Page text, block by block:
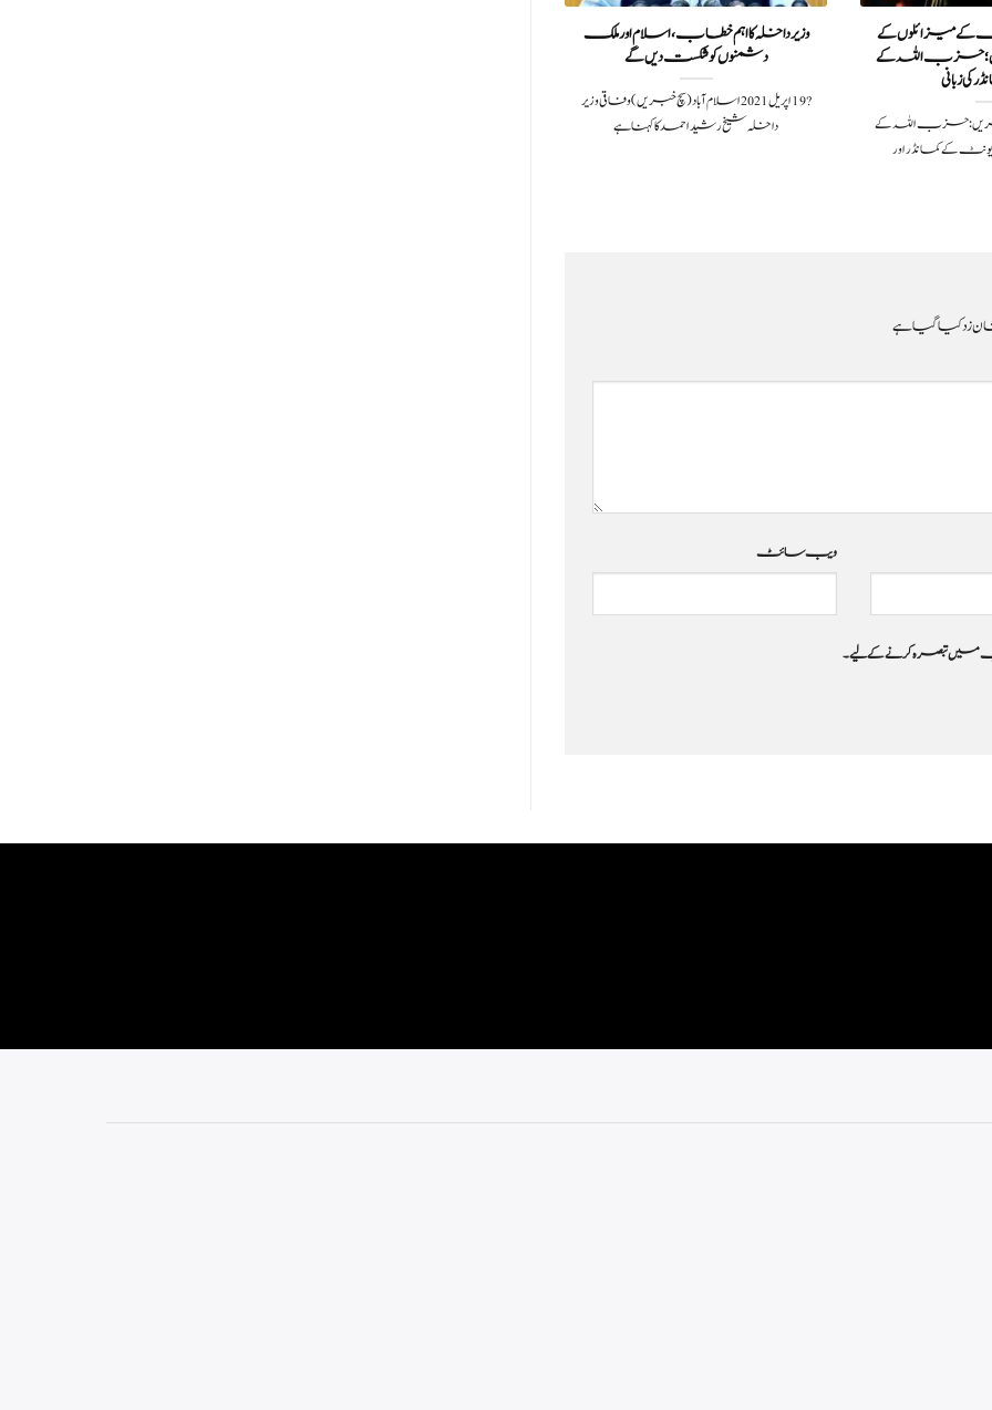
میزائلوں کے
حزب اللہ کے
کی زبانی
2024سچ خبریں: حزب اللہ کے
کے کمانڈر اور
وزیر داخلہ کا اہم خطاب، اسلام اور ملک
دشمنوں کو شکست دیں گے
?️ 19 اپریل 2021اسلام آباد(سچ خبریں) وفاقی وزیر
داخلہ شیخ رشید احمد کا کہنا ہے
زد کیا گیا ہے
ویب‌ سائٹ
جب میں تبصرہ کرنے کےلیے۔